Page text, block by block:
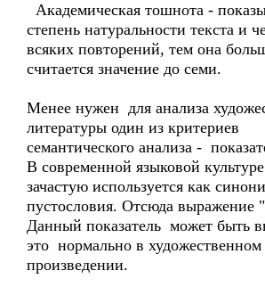
Академическая тошнота -
степень натуральности текста и
всяких повторений, тем она
считается значение до семи.
Менее нужен для анализа
литературы один из критериев
семантического анализа -
В современной языковой
зачастую используется как
пустословия. Отсюда выражение
Данный показатель может быть
это нормально в художественном
произведении.